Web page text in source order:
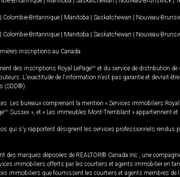
| Colombie-Britannique | Manitoba | Saskatchewan | Nouveau-
| Colombie-Britannique | Manitoba | Saskatchewan | Nouveau-
inscriptions au Canada
des inscriptions Royal LePageMD et du service de distribution de
L'exactitude de l'information n'est pas garantie et devrait
(SDD®).
Les bureaux comprenant la mention « Services immobiliers Royal
MD Sussex », et « Les immeubles Mont-Tremblant » appartiennent
qui s'y rapportent désignent les services professionnels rendus
des marques déposées de REALTOR® Canada Inc., une
immobiliers offerts par les courtiers et agents immobilier en
immobiliers que fournissent les courtiers et agents membres de